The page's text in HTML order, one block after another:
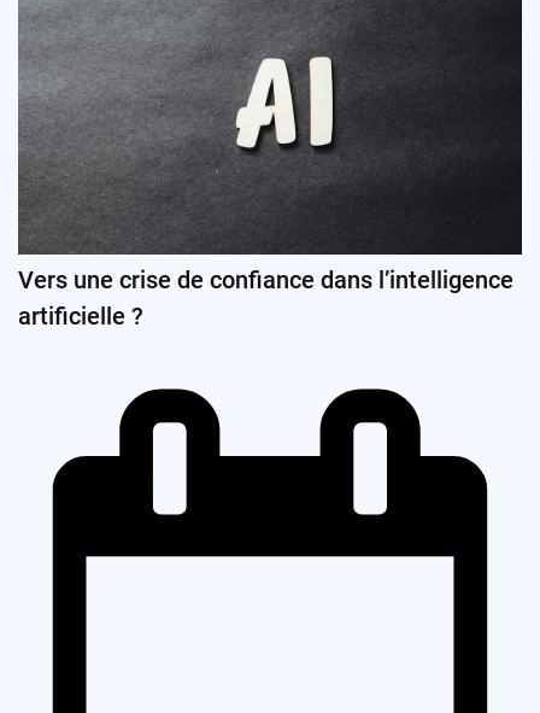
Vers une crise de confiance dans l’intelligence
artificielle ?